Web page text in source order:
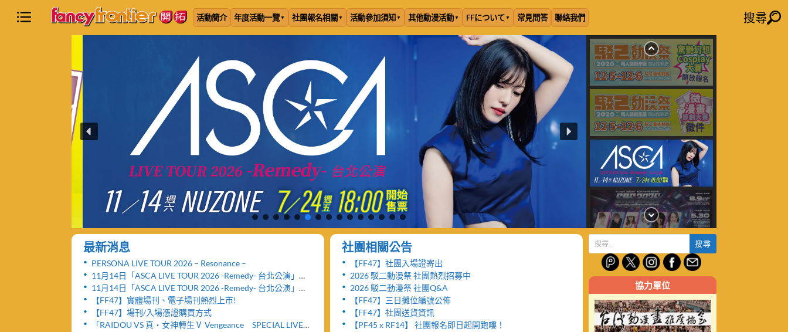
活動簡介 年度活動一覽 社團報名相關 活動參加須知 其他動漫活動 FFについて 常見問答 聯絡我們 搜尋
最新消息
PERSONA LIVE TOUR 2026 – Resonance –
11月14日「ASCA LIVE TOUR 2026 -Remedy- 台北公演」將
舉辦「FF47迷你演唱會」與「致贈小禮物活動」
11月14日「ASCA LIVE TOUR 2026 -Remedy- 台北公演」售
票網頁公開及女性粉絲看台區設置公告！！
【FF47】實體場刊、電子場刊熱烈上市!
【FF47】場刊/入場憑證購買方式
「RAIDOU VS 真・女神轉生Ⅴ Vengeance SPECIAL LIVE
社團相關公告
【FF47】社團入場證寄出
2026 駁二動漫祭 社團熱烈招募中
2026 駁二動漫祭 社團Q&A
【FF47】三日攤位編號公佈
【FF47】社團送貨資訊
【PF45 x RF14】 社團報名即日起開跑嘍！
尋
關
鍵
字:
協力單位